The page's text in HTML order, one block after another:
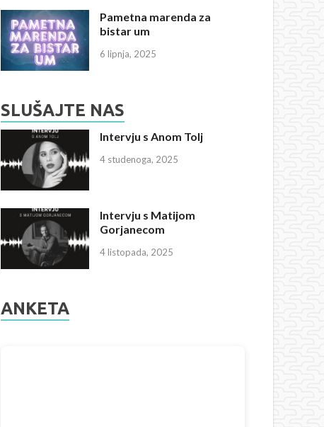
Pametna marenda za
bistar um
6 lipnja, 2025
SLUŠAJTE NAS
Intervju s Anom Tolj
4 studenoga, 2025
Intervju s Matijom
Gorjanecom
4 listopada, 2025
ANKETA